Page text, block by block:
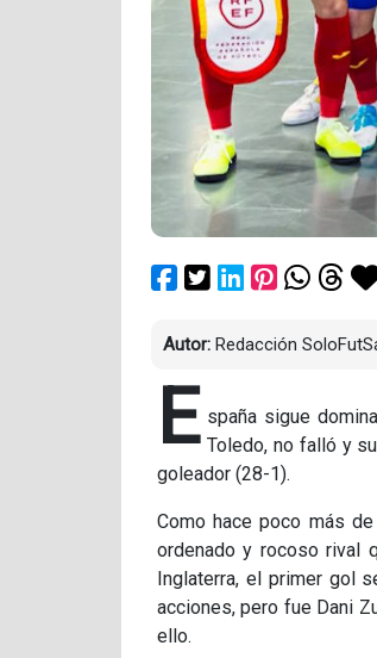
Autor: Redacción
E spaña sigue
Toledo, no falló y
goleador (28-1).
Como hace poco más
ordenado y rocoso rival
Inglaterra, el primer gol
acciones, pero fue Dani
ello.